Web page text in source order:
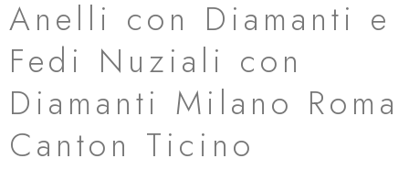
Anelli con Diamanti e
Fedi Nuziali con
Diamanti Milano Roma
Canton Ticino